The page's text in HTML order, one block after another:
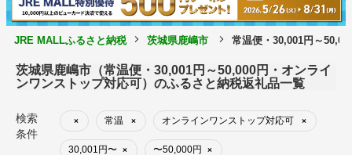
JRE MALLふるさと納税 茨城県鹿嶋市 常温便・30,001円～
茨城県鹿嶋市（常温便・30,001円～50,000円・オンライ
ンワンストップ対応可）のふるさと納税返礼品一覧
検索
条件
× 常温 × オンラインワンストップ対応可 ×
30,001円〜 × 〜50,000円 ×